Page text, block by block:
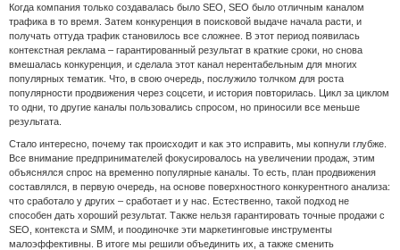
Когда компания только создавалась было SEO, SEO было отличным каналом
трафика в то время. Затем конкуренция в поисковой выдаче начала расти, и
получать оттуда трафик становилось все сложнее. В этот период появилась
контекстная реклама – гарантированный результат в краткие сроки, но снова
вмешалась конкуренция, и сделала этот канал нерентабельным для многих
популярных тематик. Что, в свою очередь, послужило толчком для роста
популярности продвижения через соцсети, и история повторилась. Цикл за циклом
то одни, то другие каналы пользовались спросом, но приносили все меньше
результата.
Стало интересно, почему так происходит и как это исправить, мы копнули глубже.
Все внимание предпринимателей фокусировалось на увеличении продаж, этим
объяснялся спрос на временно популярные каналы. То есть, план продвижения
составлялся, в первую очередь, на основе поверхностного конкурентного анализа:
что сработало у других – сработает и у нас. Естественно, такой подход не
способен дать хороший результат. Также нельзя гарантировать точные продажи с
SEO, контекста и SMM, и поодиночке эти маркетинговые инструменты
малоэффективны. В итоге мы решили объединить их, а также сменить